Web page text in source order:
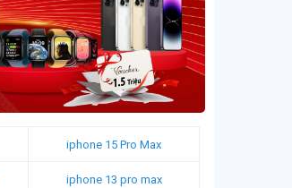
iphone 15 Pro Max
iphone 13 pro max